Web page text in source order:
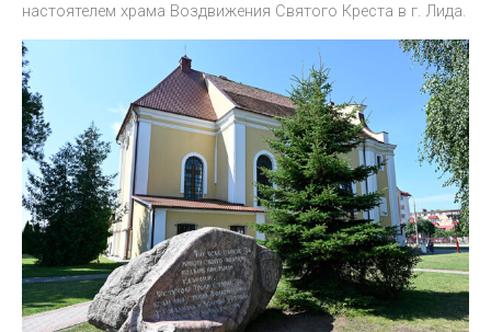
настоятелем храма Воздвижения Святого Креста в г. Лида.